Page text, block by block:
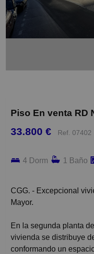
Piso En venta RD
33.800 € Ref. 07402
4 Dorm 1 Baño
CGG. - Excepcional vivienda en Béjar, junto a la Plaza
Mayor.
En la segunda planta
vivienda se distribuye
conformando un